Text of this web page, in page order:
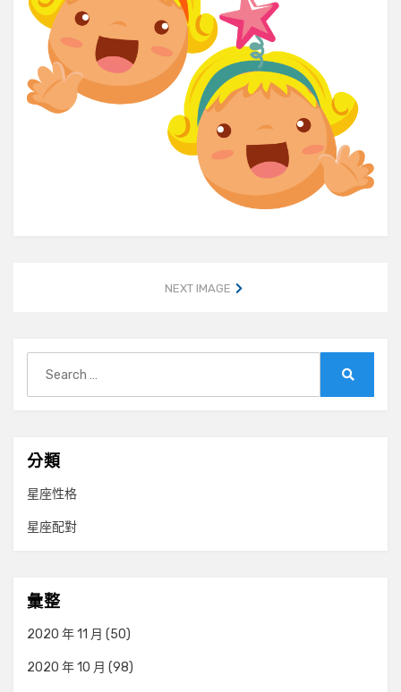
NEXT IMAGE
for:
分類
星座性格
星座配對
彙整
2020 年 11 月 (50)
2020 年 10 月 (98)